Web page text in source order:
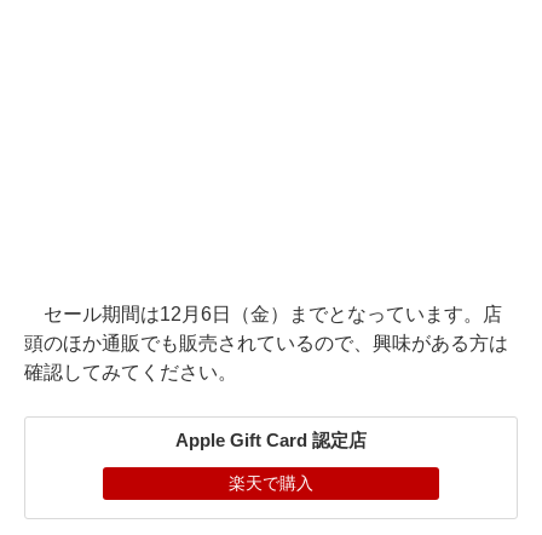
セール期間は12月6日（金）までとなっています。店
頭のほか通販でも販売されているので、興味がある方は
確認してみてください。
Apple Gift Card 認定店
楽天で購入